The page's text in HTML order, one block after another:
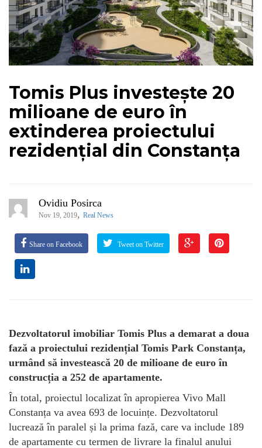
Tomis Plus investește 20
milioane de euro în
extinderea proiectului
rezidențial din Constanța
Ovidiu Posirca
Nov 19, 2019, Real News
Share on Facebook Tweet on Twitter
Dezvoltatorul imobiliar Tomis Plus a demarat a doua
fază a proiectului rezidențial Tomis Park Constanța,
urmând să investească 20 de milioane de euro în
construcția a 252 de apartamente.
În total, proiectul localizat în apropierea Vivo Mall
Constanța va avea 693 de locuințe. Dezvoltatorul
lucrează în paralel și la prima fază, care va include 189
de apartamente cu termen de livrare la finalul anului